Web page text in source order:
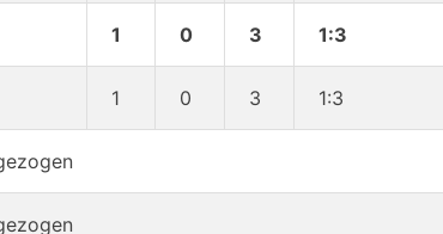
1 0 3 1:3
1 0 3 1:3